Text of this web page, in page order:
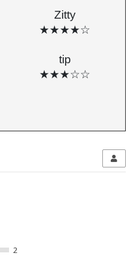
Zitty
★★★★☆
tip
★★★☆☆
2